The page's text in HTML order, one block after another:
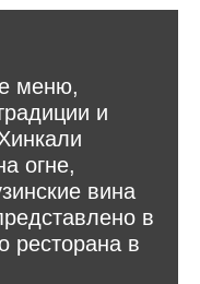
меню,
и
огне,
вина
в
ресторана в